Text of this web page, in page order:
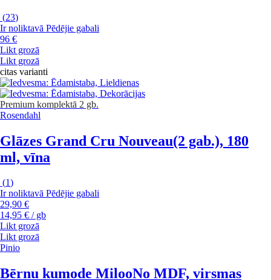
(23)
Ir noliktavā Pēdējie gabali
96 €
Likt grozā
Likt grozā
citas varianti
Premium komplektā 2 gb.
Rosendahl
Glāzes Grand Cru Nouveau(2 gab.), 180
ml, vīna
(1)
Ir noliktavā Pēdējie gabali
29,90 €
14,95 € / gb
Likt grozā
Likt grozā
Pinio
Bērnu kumode MilooNo MDF, virsmas